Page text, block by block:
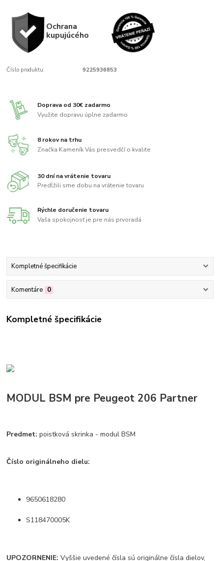
Ochrana
kupujúcého
Číslo produktu: 9225936853
Doprava od 30€ zadarmo
Využite dopravu úplne zadarmo
8 rokov na trhu
Značka Kameník Vás presvedčí o kvalite
30 dní na vrátenie tovaru
Predĺžili sme dobu na vrátenie tovaru
Rýchle doručenie tovaru
Vaša spokojnosť je pre nás prvoradá
Kompletné špecifikácie
Komentáre 0
Kompletné špecifikácie
MODUL BSM pre Peugeot 206 Partner
Predmet: poistková skrinka - modul BSM
Číslo originálneho dielu:
9650618280
S118470005K
UPOZORNENIE: Vyššie uvedené čísla sú originálne čísla dielov,